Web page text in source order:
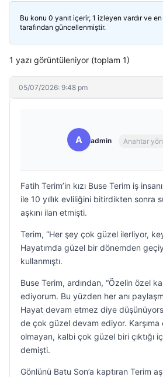
Bu konu 0 yanıt içerir, 1 izleyen vardır ve en
tarafından güncellenmiştir.
1 yazı görüntüleniyor (toplam 1)
05/07/2026: 9:48 pm
A admin Anahtar
Fatih Terim’in kızı Buse Terim iş
ile 10 yıllık evliliğini bitirdikten sonra
aşkını ilan etmişti.
Terim, “Her şey çok güzel ilerliyor,
Hayatımda güzel bir dönemden
kullanmıştı.
Buse Terim, ardından, “Özelin özel
ediyorum. Bu yüzden her anı
Hayat devam etmez diye
de çok güzel devam ediyor.
olmayan, kalbi çok güzel biri çıktığı
demişti.
Gönlünü Batu Son’a kaptıran Terim